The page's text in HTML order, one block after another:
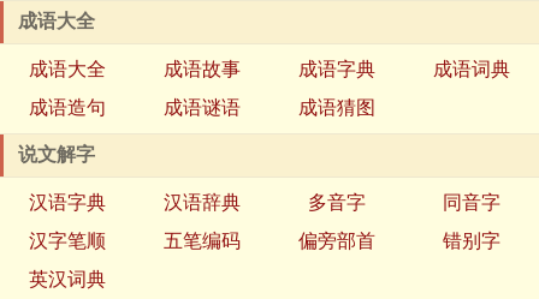
成语大全
成语大全 成语故事 成语字典
成语词典
成语造句
成语谜语 成语猜图
说文解字
汉语字典 汉语辞典 多音字
同音字
汉字笔顺
五笔编码 偏旁部首
错别字
英汉词典